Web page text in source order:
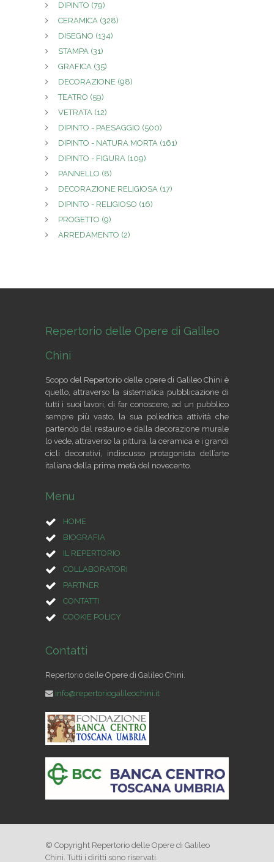
DIPINTO (79)
CERAMICA (328)
DISEGNO (134)
STAMPA (31)
GRAFICA (35)
DECORAZIONE (98)
TEATRO (59)
VETRATA (12)
DIPINTO - PAESAGGIO (500)
DIPINTO - NATURA MORTA (161)
DIPINTO - FIGURA (109)
PANNELLO (8)
DECORAZIONE RELIGIOSA (17)
DIPINTO - RELIGIOSO (16)
PROGETTO (9)
ARREDAMENTO (2)
Repertorio delle Opere di Galileo
Chini
Scopo del Repertorio delle opere di Galileo Chini è
quello, attraverso la sistematica pubblicazione di
tutti i suoi lavori, di far conoscere, ad un pubblico
sempre più vasto, la sua poliedrica attività che
partendo dal restauro e dalla decorazione murale
lo vede, attraverso la pittura, la ceramica e i grandi
cicli decorativi, indiscusso protagonista dell’arte
italiana della prima metà del novecento.
Menu
HOME
BIOGRAFIA
IL REPERTORIO
COLLABORATORI
PARTNER
CONTATTI
COOKIE POLICY
Contatti
Repertorio delle Opere di Galileo Chini.
info@repertoriogalileochini.it
© Copyright Repertorio delle Opere di Galileo
Chini. Tutti i diritti sono riservati.